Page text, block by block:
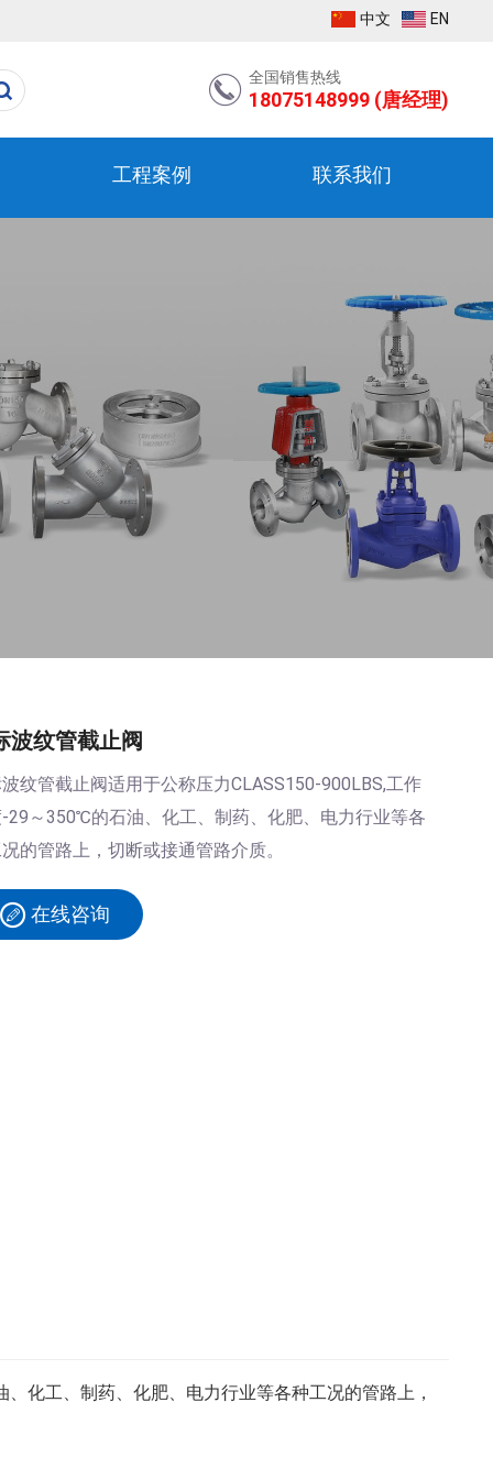
中文 EN
全国销售热线
18075148999 (唐经理)
工程案例 联系我们
波纹管截止阀
纹管截止阀适用于公称压力CLASS150-900LBS,工作
29～350℃的石油、化工、制药、化肥、电力行业等各
的管路上，切断或接通管路介质。
在线咨询
化工、制药、化肥、电力行业等各种工况的管路上，